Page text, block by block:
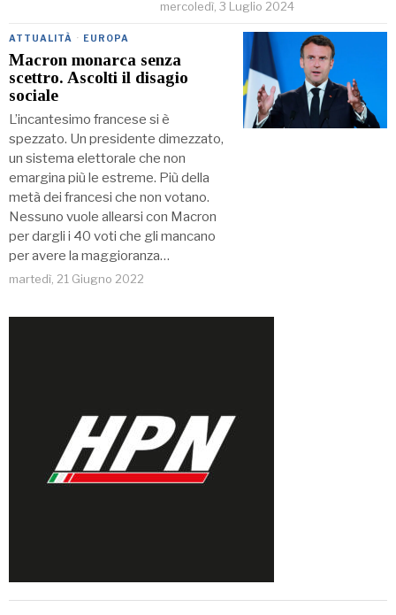
mercoledì, 3 Luglio 2024
ATTUALITÀ · EUROPA
Macron monarca senza
scettro. Ascolti il disagio
sociale
L’incantesimo francese si è
spezzato. Un presidente dimezzato,
un sistema elettorale che non
emargina più le estreme. Più della
metà dei francesi che non votano.
Nessuno vuole allearsi con Macron
per dargli i 40 voti che gli mancano
per avere la maggioranza…
martedì, 21 Giugno 2022